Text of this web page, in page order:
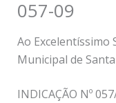
057-09
Ao Excelentíssimo
Municipal de
INDICAÇÃO Nº